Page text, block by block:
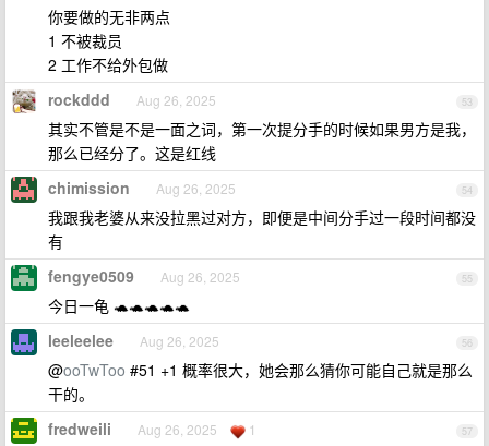
你要做的无非两点
1 不被裁员
2 工作不给外包做
53
rockddd Aug 26, 2025
其实不管是不是一面之词，第一次提分手的时候如果男方是我，
那么已经分了。这是红线
54
chimission Aug 26, 2025
我跟我老婆从来没拉黑过对方，即便是中间分手过一段时间都没
有
55
fengye0509 Aug 26, 2025
今日一龟 🐢🐢🐢🐢🐢
56
leeleelee Aug 26, 2025
@ooTwToo #51 +1 概率很大，她会那么猜你可能自己就是那么
干的。
57
fredweili Aug 26, 2025 1